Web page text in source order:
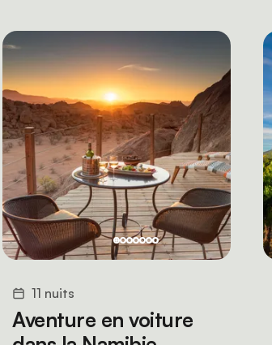
11 nuits
Aventure en voiture